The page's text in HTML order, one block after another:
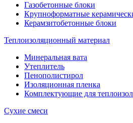
Газобетонные блоки
Крупноформатные
Керамзитобетонные блоки
Теплоизоляционный материал
Минеральная вата
Утеплитель
Пенополистирол
Изоляционная пленка
Комплектующие для
Сухие смеси